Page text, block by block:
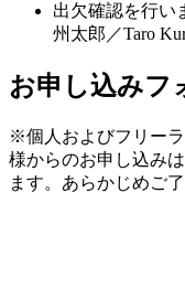
出欠確認を行い
州太郎／Taro
お申し込みフ
※個人およびフリー
様からのお申し込み
ます。あらかじめご